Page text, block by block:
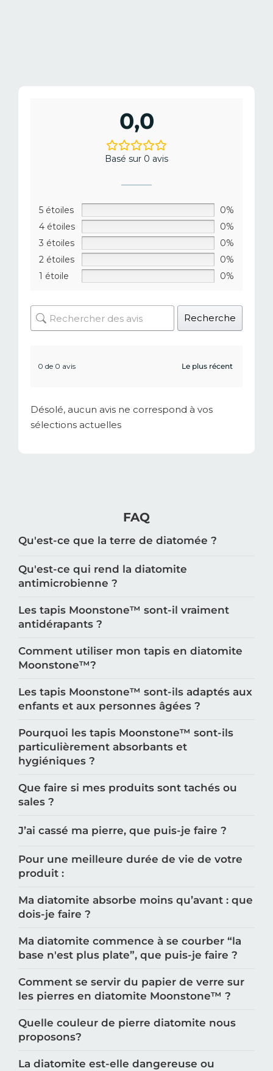
0,0
Basé sur 0 avis
5 étoiles
0%
4 étoiles
0%
3 étoiles
0%
2 étoiles
0%
1 étoile
0%
Recherche
0 de 0 avis
Désolé, aucun avis ne correspond à vos
sélections actuelles
FAQ
Qu'est-ce que la terre de diatomée ?
Qu'est-ce qui rend la diatomite
antimicrobienne ?
Les tapis Moonstone™️ sont-il vraiment
antidérapants ?
Comment utiliser mon tapis en diatomite
Moonstone™️?
Les tapis Moonstone™️ sont-ils adaptés aux
enfants et aux personnes âgées ?
Pourquoi les tapis Moonstone™️ sont-ils
particulièrement absorbants et
hygiéniques ?
Que faire si mes produits sont tachés ou
sales ?
J’ai cassé ma pierre, que puis-je faire ?
Pour une meilleure durée de vie de votre
produit :
Ma diatomite absorbe moins qu’avant : que
dois-je faire ?
Ma diatomite commence à se courber “la
base n'est plus plate”, que puis-je faire ?
Comment se servir du papier de verre sur
les pierres en diatomite Moonstone™️ ?
Quelle couleur de pierre diatomite nous
proposons?
La diatomite est-elle dangereuse ou